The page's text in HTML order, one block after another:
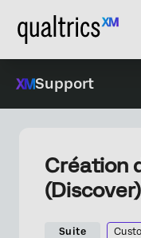
Support
Création
(Discover)
Suite